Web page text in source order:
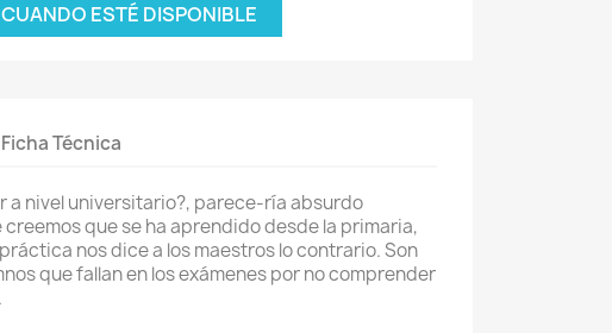
ESTÉ DISPONIBLE
Ficha Técnica
a nivel universitario?, parece-ría absurdo
creemos que se ha aprendido desde la primaria,
nos dice a los maestros lo contrario. Son
que fallan en los exámenes por no comprender